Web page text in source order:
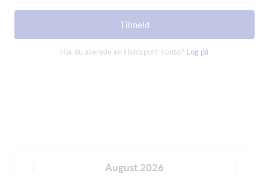
Tilmeld
Har du allerede en Holdsport-konto? Log på
August 2026